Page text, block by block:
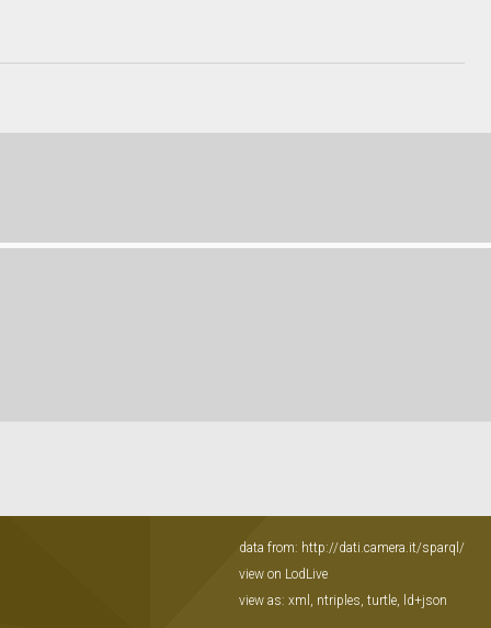
data from: http://dati.camera.it/sparql/
view on LodLive
view as: xml , ntriples, turtle, ld+json